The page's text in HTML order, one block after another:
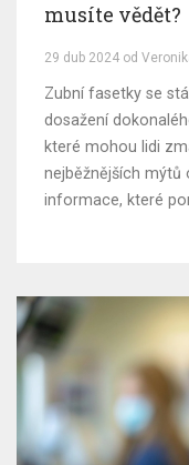
musíte vědět?
29 dub 2024 od
Zubní fasetky se
dosažení
které mohou lidi
nejběžnějších
informace, které